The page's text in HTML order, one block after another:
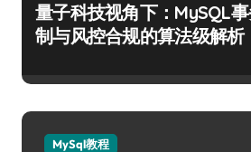
量子科技视角下：MySQL
制与风控合规的算法级解析
MySql教程